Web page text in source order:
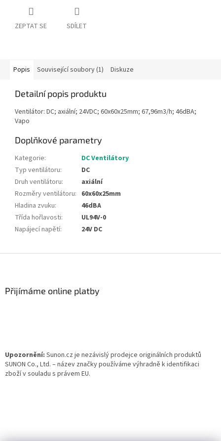
ZEPTAT SE SDÍLET
Popis Související soubory (1) Diskuze
Detailní popis produktu
Ventilátor: DC; axiální; 24VDC; 60x60x25mm; 67,96m3/h; 46dBA;
Vapo
Doplňkové parametry
Kategorie:
DC Ventilátory
Typ ventilátoru:
DC
Druh ventilátoru:
axiální
Rozměry ventilátoru: 60x60x25mm
Hladina zvuku:
46dBA
Třída hořlavosti:
UL94V-0
Napájecí napětí: 24V DC
Přijímáme online platby
Upozornění: Sunon.cz je nezávislý prodejce originálních produktů
SUNON Co., Ltd. – název značky používáme výhradně k identifikaci
zboží v souladu s právem EU.